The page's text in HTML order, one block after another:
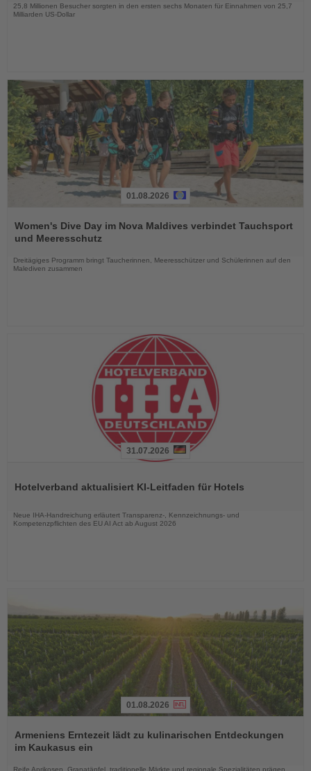
25,8 Millionen Besucher sorgten in den ersten sechs Monaten für Einnahmen von 25,7
Milliarden US-Dollar
Sie
die
01.08.2026
Women's Dive Day im Nova Maldives verbindet Tauchsport
und Meeresschutz
Dreitägiges Programm bringt Taucherinnen, Meeresschützer und Schülerinnen auf den
Malediven zusammen
die
31.07.2026
Hotelverband aktualisiert KI-Leitfaden für Hotels
Neue IHA-Handreichung erläutert Transparenz-, Kennzeichnungs- und
Kompetenzpflichten des EU AI Act ab August 2026
Sie
die
01.08.2026
Armeniens Erntezeit lädt zu kulinarischen Entdeckungen
im Kaukasus ein
Reife Aprikosen, Granatäpfel, traditionelle Märkte und regionale Spezialitäten prägen